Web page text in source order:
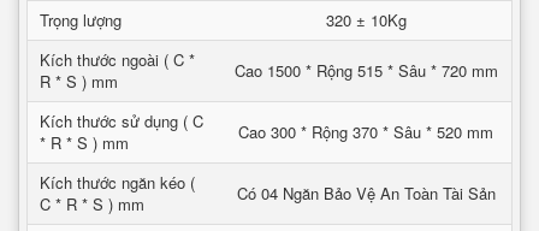
Trọng lượng
320 ± 10Kg
Kích thước ngoài ( C *
R * S ) mm
Cao 1500 * Rộng 515 * Sâu * 720 mm
Kích thước sử dụng ( C
* R * S ) mm
Cao 300 * Rộng 370 * Sâu * 520 mm
Kích thước ngăn kéo (
C * R * S ) mm
Có 04 Ngăn Bảo Vệ An Toàn Tài Sản